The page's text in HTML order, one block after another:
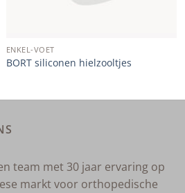
ENKEL-VOET
BORT siliconen hielzooltjes
team met 30 jaar ervaring op
markt voor orthopedische